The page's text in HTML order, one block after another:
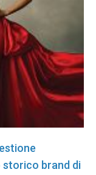
storico brand di